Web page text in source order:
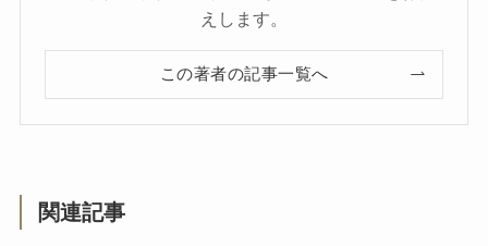
えします。
この著者の記事一覧へ
関連記事